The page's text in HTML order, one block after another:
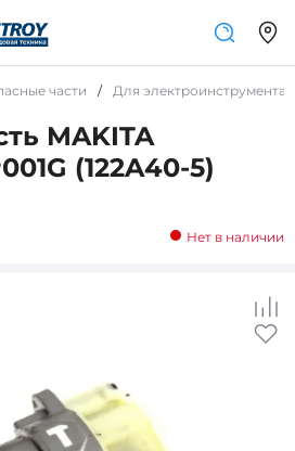
части / Для электроинструмента
MAKITA
(122A40-5)
Нет в наличии